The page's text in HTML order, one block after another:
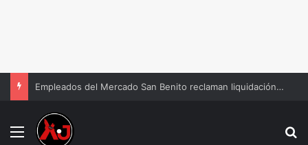
Empleados del Mercado San Benito reclaman liquidación tras cierre
Menu